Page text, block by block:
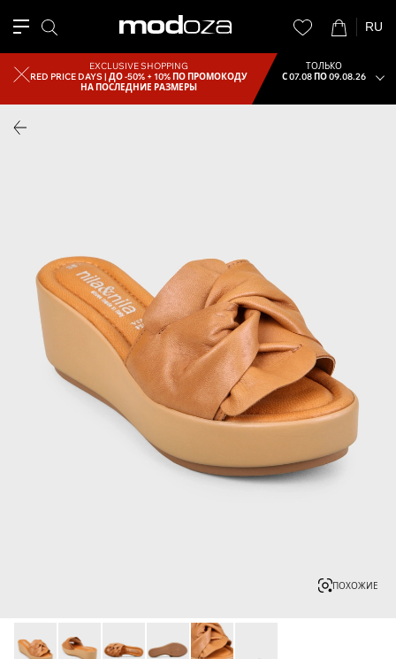
RU
EXCLUSIVE SHOPPING
RED PRICE DAYS |ДО -50% + 10% ПО ПРОМОКОДУ
НА ПОСЛЕДНИЕ РАЗМЕРЫ
ТОЛЬКО
С 07.08 ПО 09.08.26
ПОХОЖИЕ